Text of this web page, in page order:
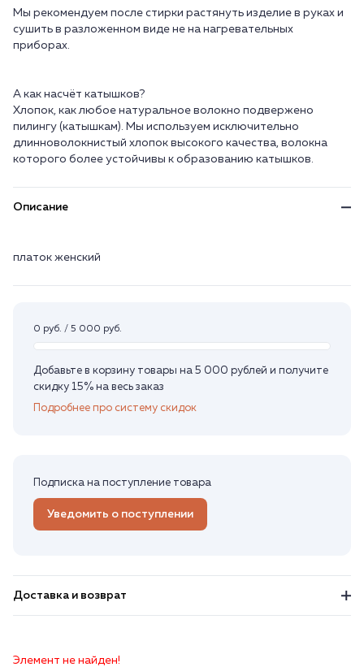
Мы рекомендуем после стирки растянуть изделие в руках и
сушить в разложенном виде не на нагревательных
приборах.
А как насчёт катышков?
Хлопок, как любое натуральное волокно подвержено
пилингу (катышкам). Мы используем исключительно
длинноволокнистый хлопок высокого качества, волокна
Описание
платок женский
0 руб. / 5 000 руб.
Добавьте в корзину товары на 5 000 рублей и получите
скидку 15% на весь заказ
Подробнее про систему скидок
Подписка на поступление товара
Уведомить о поступлении
Доставка и возврат
Элемент не найден!